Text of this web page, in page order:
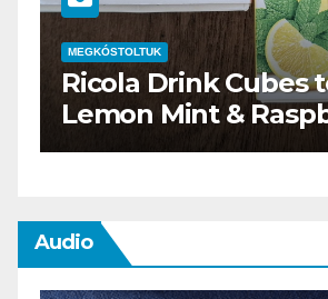
MEGKÓSTOLTUK
Waterdrop üdítő
teszt
Audio